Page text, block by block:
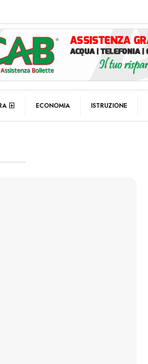
ECONOMIA ISTRUZIONE